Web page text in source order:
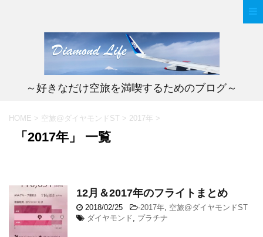
～好きなだけ空旅を満喫するためのブログ～
HOME > 空旅@ダイヤモンドST > 2017年 >
「2017年」 一覧
12月＆2017年のフライトまとめ
2018/02/25 -2017年, 空旅@ダイヤモンドST
ダイヤモンド, プラチナ